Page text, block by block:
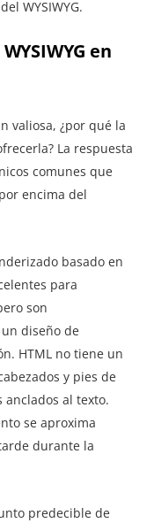
WYSIWYG.
en
valiosa, ¿por qué la
La respuesta
comunes que
encima del
basado en
para
son
diseño de
HTML no tiene un
y pies de
al texto.
se aproxima
durante la
predecible de